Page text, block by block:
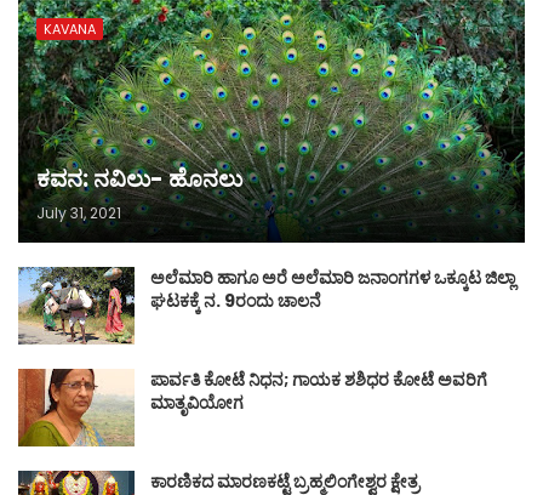
KAVANA
ಕವನ: ನವಿಲು- ಹೊನಲು
July 31, 2021
ಅಲೆಮಾರಿ ಹಾಗೂ ಅರೆ ಅಲೆಮಾರಿ ಜನಾಂಗಗಳ ಒಕ್ಕೂಟ ಜಿಲ್ಲಾ
ಘಟಕಕ್ಕೆ ನ. 9ರಂದು ಚಾಲನೆ
ಪಾರ್ವತಿ ಕೋಟೆ ನಿಧನ; ಗಾಯಕ ಶಶಿಧರ ಕೋಟೆ ಅವರಿಗೆ
ಮಾತೃವಿಯೋಗ
ಕಾರಣಿಕದ ಮಾರಣಕಟ್ಟೆ ಬ್ರಹ್ಮಲಿಂಗೇಶ್ವರ ಕ್ಷೇತ್ರ